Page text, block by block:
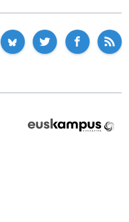
Fundazioa